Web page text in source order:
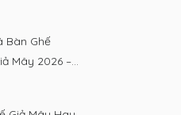
Bàn Ghế
Mây 2026 –